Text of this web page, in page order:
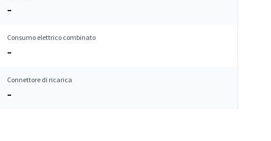
–
Consumo elettrico combinato
–
Connettore di ricarica
–